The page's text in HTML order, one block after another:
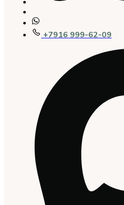
+7916 999-62-09